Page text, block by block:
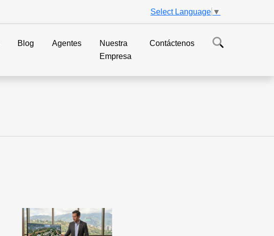
Select Language ▼
Blog Agentes
Nuestra
Empresa
Contáctenos